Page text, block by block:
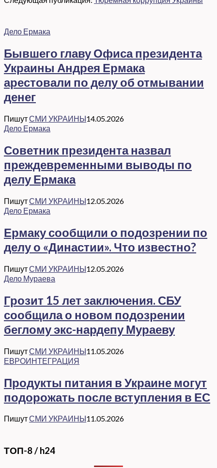
Дело Ермака
Бывшего главу Офиса президента
Украины Андрея Ермака
арестовали по делу об отмывании
денег
ПишутСМИ УКРАИНЫ14.05.2026
Дело Ермака
Советник президента назвал
преждевременными выводы по
делу Ермака
ПишутСМИ УКРАИНЫ12.05.2026
Дело Ермака
Ермаку сообщили о подозрении по
делу о «Династии». Что известно?
ПишутСМИ УКРАИНЫ12.05.2026
Дело Мураева
Грозит 15 лет заключения. СБУ
сообщила о новом подозрении
беглому экс-нардепу Мураеву
ПишутСМИ УКРАИНЫ11.05.2026
ЕВРОИНТЕГРАЦИЯ
Продукты питания в Украине могут
подорожать после вступления в ЕС
ПишутСМИ УКРАИНЫ11.05.2026
ТОП-8 / h24